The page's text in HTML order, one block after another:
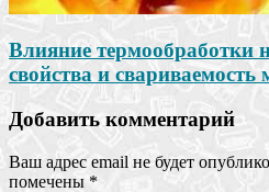
Влияние термообработки
свойства и свариваемость
Добавить комментарий
Ваш адрес email не будет
помечены *